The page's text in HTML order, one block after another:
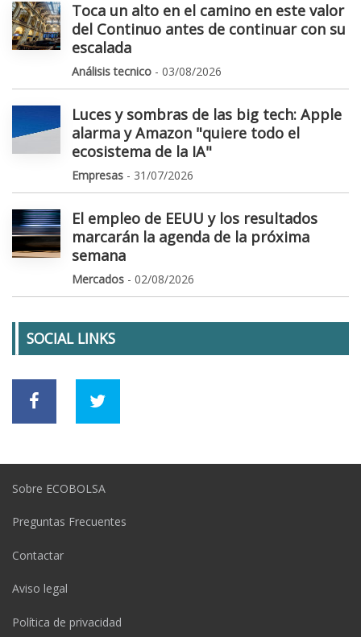
Toca un alto en el camino en este valor
del Continuo antes de continuar con su
escalada
Análisis tecnico - 03/08/2026
Luces y sombras de las big tech: Apple
alarma y Amazon "quiere todo el
ecosistema de la IA"
Empresas - 31/07/2026
El empleo de EEUU y los resultados
marcarán la agenda de la próxima
semana
Mercados - 02/08/2026
SOCIAL LINKS
Sobre ECOBOLSA
Preguntas Frecuentes
Contactar
Aviso legal
Política de privacidad